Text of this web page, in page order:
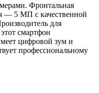
Фронтальная
— 5 МП с качественной
для
смартфон
цифровой зум и
профессиональному